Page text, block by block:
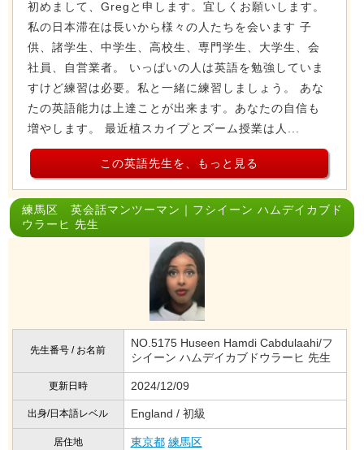
初めまして、Gregと申します。宜しくお願いします。
私の日本滞在は長いから様々の人たちを会います 子
供、諸学生、中学生、高校生、専門学生、大学生、会
社員、自営業者。 いっぱいの人は英語を勉強していま
すけど練習は必要。私と一緒に練習しましょう。 あな
たの英語能力は上達ことが出来ます。あなたの自信も
増やします。 最近植スカイプとズーム授業は人...
この英語先生を、もっと見る
練馬区 英会話マンツーマン｜フシイーン ハムデイカブド
ウラーヒ 先生
先生番号 / お名前
NO.5175 Huseen Hamdi Cabdulaahi/フ
シイーン ハムデイカブドウラーヒ 先生
更新日時 2024/12/09
出身/日本語レベル England / 初級
居住地 東京都 練馬区